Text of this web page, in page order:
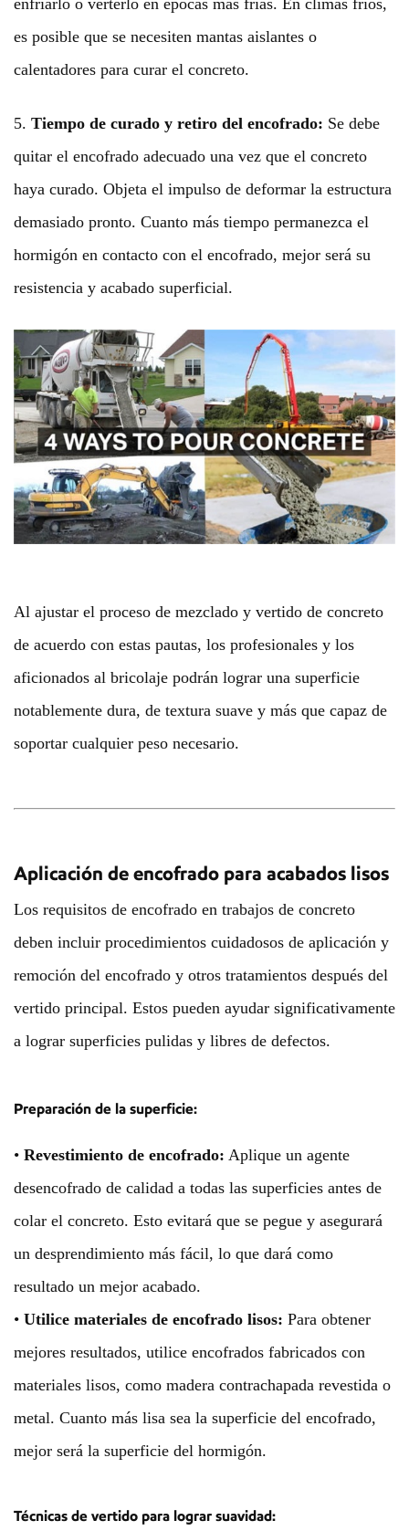
es posible que se necesiten mantas aislantes o
calentadores para curar el concreto.
5. Tiempo de curado y retiro del encofrado: Se debe
quitar el encofrado adecuado una vez que el concreto
haya curado. Objeta el impulso de deformar la estructura
demasiado pronto. Cuanto más tiempo permanezca el
hormigón en contacto con el encofrado, mejor será su
resistencia y acabado superficial.
Al ajustar el proceso de mezclado y vertido de concreto
de acuerdo con estas pautas, los profesionales y los
aficionados al bricolaje podrán lograr una superficie
notablemente dura, de textura suave y más que capaz de
soportar cualquier peso necesario.
Aplicación de encofrado para acabados lisos
Los requisitos de encofrado en trabajos de concreto
deben incluir procedimientos cuidadosos de aplicación y
remoción del encofrado y otros tratamientos después del
vertido principal. Estos pueden ayudar significativamente
a lograr superficies pulidas y libres de defectos.
Preparación de la superficie:
• Revestimiento de encofrado: Aplique un agente
desencofrado de calidad a todas las superficies antes de
colar el concreto. Esto evitará que se pegue y asegurará
un desprendimiento más fácil, lo que dará como
resultado un mejor acabado.
• Utilice materiales de encofrado lisos: Para obtener
mejores resultados, utilice encofrados fabricados con
materiales lisos, como madera contrachapada revestida o
metal. Cuanto más lisa sea la superficie del encofrado,
mejor será la superficie del hormigón.
Técnicas de vertido para lograr suavidad: